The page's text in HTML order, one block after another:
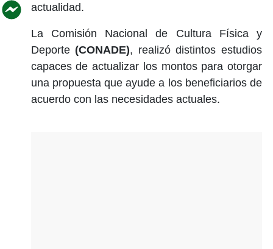
actualidad.
La Comisión Nacional de Cultura Física y
Deporte (CONADE), realizó distintos estudios
capaces de actualizar los montos para otorgar
una propuesta que ayude a los beneficiarios de
acuerdo con las necesidades actuales.